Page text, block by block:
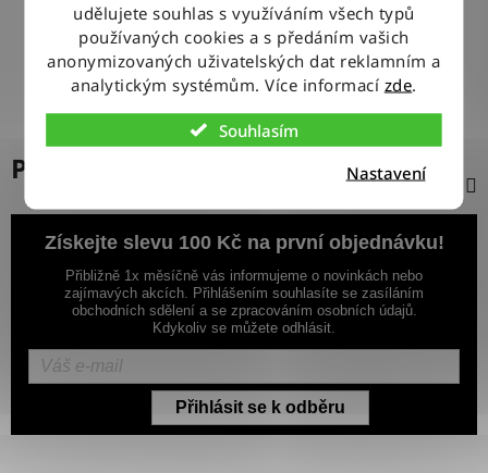
udělujete souhlas s využíváním všech typů
používaných cookies a s předáním vašich
anonymizovaných uživatelských dat reklamním a
analytickým systémům. Více informací zde.
Souhlasím
Nastavení
VÝMĚNA ZBOŽÍ ZDARMA
Nevyhovující zboží zdarma vyměníme do 14 dnů od jeho
doručení
Popis
Získejte slevu 100 Kč na první objednávku!
Přibližně 1x měsíčně vás informujeme o novinkách nebo
zajímavých akcích. Přihlášením souhlasíte se zasíláním
obchodních sdělení a se zpracováním osobních údajů.
Kdykoliv se můžete odhlásit.
Přihlásit se k odběru
Z